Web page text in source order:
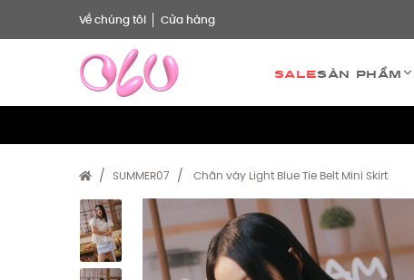
Về chúng tôi Cửa hàng
SaleSản phẩm
SUMMER07 Chân váy Light Blue Tie Belt Mini Skirt